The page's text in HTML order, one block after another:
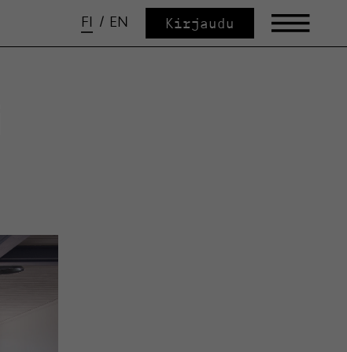
FI / EN Kirjaudu